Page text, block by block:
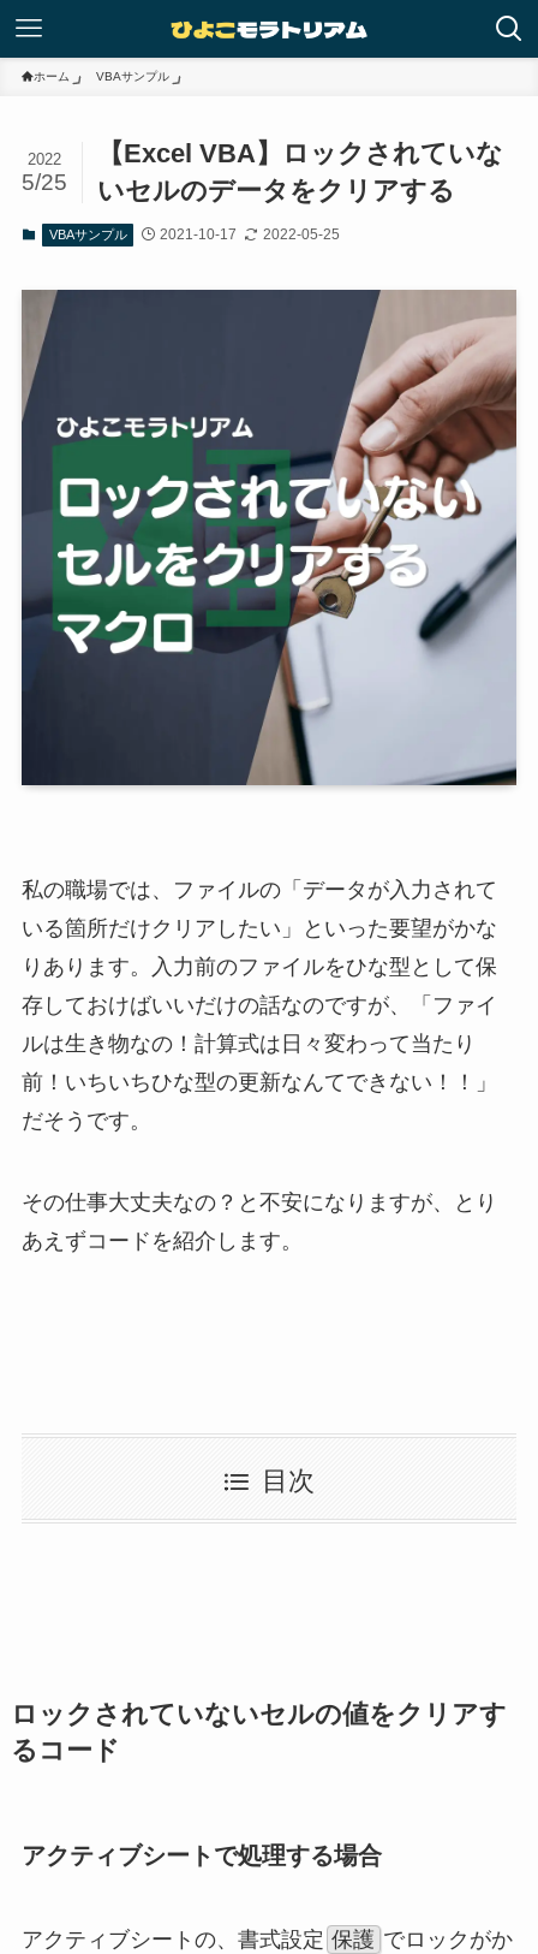
ホーム VBAサンプル
【Excel VBA】ロックされていな
いセルのデータをクリアする
2022
5/25
VBAサンプル 2021-10-17 2022-05-25
私の職場では、ファイルの「データが入力されて
いる箇所だけクリアしたい」といった要望がかな
りあります。入力前のファイルをひな型として保
存しておけばいいだけの話なのですが、「ファイ
ルは生き物なの！計算式は日々変わって当たり
前！いちいちひな型の更新なんてできない！！」
だそうです。
その仕事大丈夫なの？と不安になりますが、とり
あえずコードを紹介します。
目次
ロックされていないセルの値をクリアす
るコード
アクティブシートで処理する場合
アクティブシートの、書式設定 保護 でロックがか